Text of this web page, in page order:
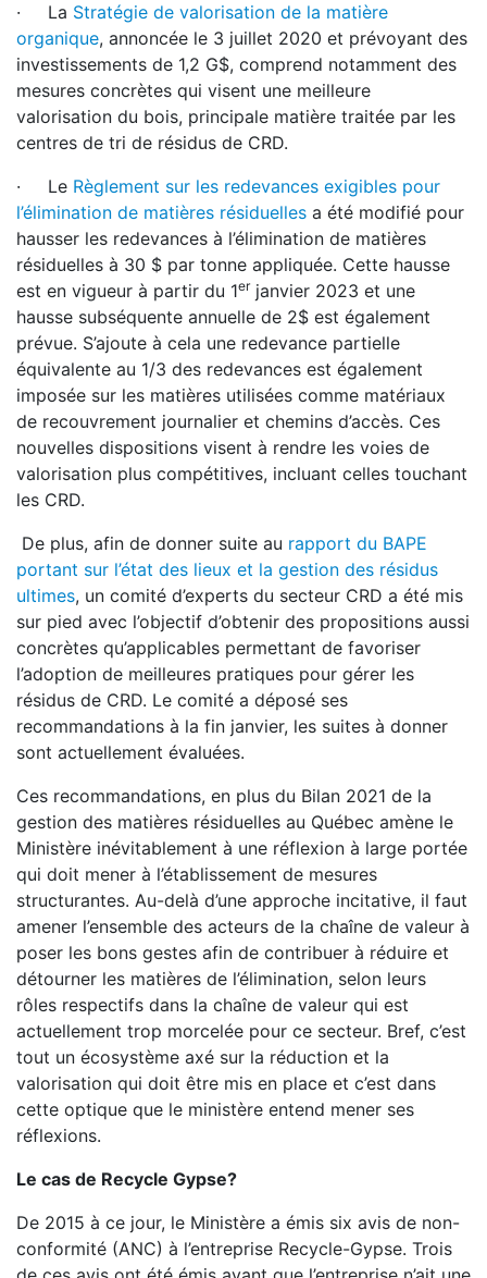
· La Stratégie de valorisation de la matière
organique, annoncée le 3 juillet 2020 et prévoyant des
investissements de 1,2 G$, comprend notamment des
mesures concrètes qui visent une meilleure
valorisation du bois, principale matière traitée par les
centres de tri de résidus de CRD.
· Le Règlement sur les redevances exigibles pour
l’élimination de matières résiduelles a été modifié pour
hausser les redevances à l’élimination de matières
résiduelles à 30 $ par tonne appliquée. Cette hausse
est en vigueur à partir du 1erjanvier 2023 et une
hausse subséquente annuelle de 2$ est également
prévue. S’ajoute à cela une redevance partielle
équivalente au 1/3 des redevances est également
imposée sur les matières utilisées comme matériaux
de recouvrement journalier et chemins d’accès. Ces
nouvelles dispositions visent à rendre les voies de
valorisation plus compétitives, incluant celles touchant
les CRD.
De plus, afin de donner suite au rapport du BAPE
portant sur l’état des lieux et la gestion des résidus
ultimes, un comité d’experts du secteur CRD a été mis
sur pied avec l’objectif d’obtenir des propositions aussi
concrètes qu’applicables permettant de favoriser
l’adoption de meilleures pratiques pour gérer les
résidus de CRD. Le comité a déposé ses
recommandations à la fin janvier, les suites à donner
sont actuellement évaluées.
Ces recommandations, en plus du Bilan 2021 de la
gestion des matières résiduelles au Québec amène le
Ministère inévitablement à une réflexion à large portée
qui doit mener à l’établissement de mesures
structurantes. Au-delà d’une approche incitative, il faut
amener l’ensemble des acteurs de la chaîne de valeur à
poser les bons gestes afin de contribuer à réduire et
détourner les matières de l’élimination, selon leurs
rôles respectifs dans la chaîne de valeur qui est
actuellement trop morcelée pour ce secteur. Bref, c’est
tout un écosystème axé sur la réduction et la
valorisation qui doit être mis en place et c’est dans
cette optique que le ministère entend mener ses
réflexions.
Le cas de Recycle Gypse?
De 2015 à ce jour, le Ministère a émis six avis de non-
conformité (ANC) à l’entreprise Recycle-Gypse. Trois